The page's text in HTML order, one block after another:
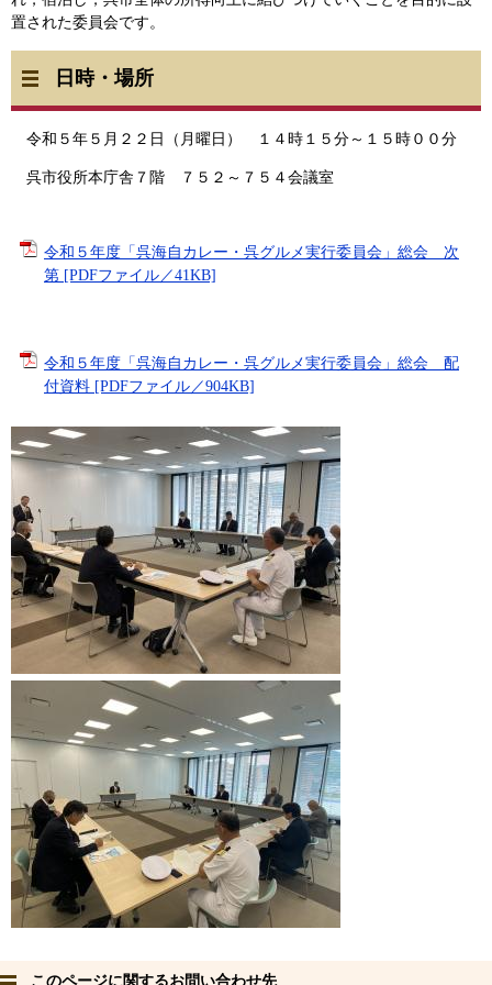
置された委員会です。
日時・場所
令和５年５月２２日（月曜日） １４時１５分～１５時００分
呉市役所本庁舎７階 ７５２～７５４会議室
令和５年度「呉海自カレー・呉グルメ実行委員会」総会 次
第 [PDFファイル／41KB]
令和５年度「呉海自カレー・呉グルメ実行委員会」総会 配
付資料 [PDFファイル／904KB]
このページに関するお問い合わせ先